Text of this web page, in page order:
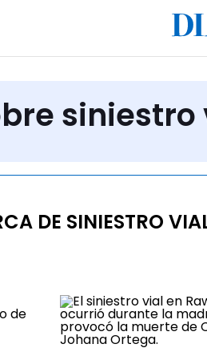
siniestro
DE SINIESTRO